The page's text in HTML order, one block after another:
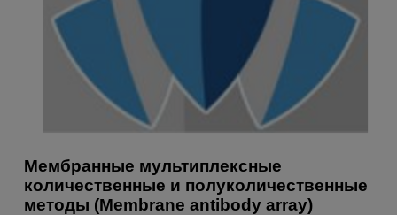
Мембранные мультиплексные
количественные и полуколичественные
методы (Membrane antibody array)